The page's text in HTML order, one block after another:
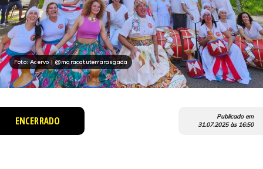
Foto: Acervo | @maracatuterrarasgada
ENCERRADO
Publicado em
31.07.2025às 16:50